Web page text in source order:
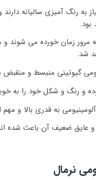
به رنگ آمیزی سالیانه
مرور زمان خورده می شوند
شد.
گیوتینی منبسط و منقبض
و رنگ و شکل خود را به
به قدری بالا و
و عایق ضعیف آن باعث شده
نرمال